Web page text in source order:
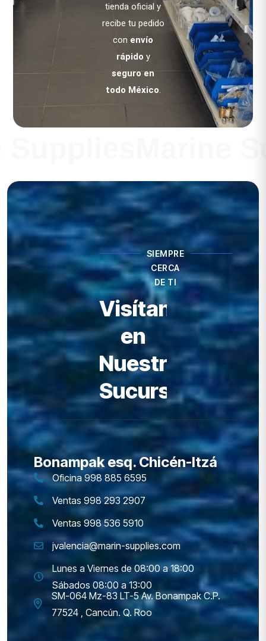
tienda oficial y
recibe tu pedido
con envío
rápido y
seguro en
todo México.
SIEMPRE
CERCA
DE TI
Visítanos
en
Nuestras
Sucursales
Bonampak esq. Chicén-Itzá
Oficina 998 885 6595
Ventas 998 293 2907
Ventas 998 536 5910
jvalencia@marin-supplies.com
Lunes a Viernes de 08:00 a 18:00
Sábados 08:00 a 13:00
SM-064 Mz-83 LT-5 Av. Bonampak C.P.
77524 , Cancún. Q. Roo